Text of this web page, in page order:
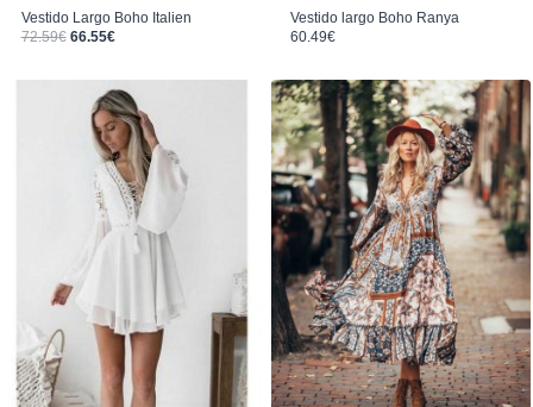
Vestido Largo Boho Italien
72.59€ El precio original era: 72.59€.
66.55€El precio actual es: 66.55€.
Vestido largo Boho Ranya
60.49€